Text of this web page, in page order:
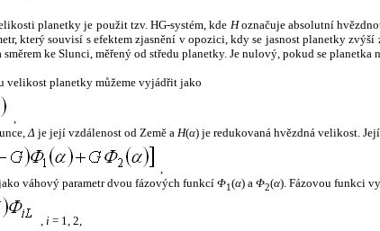
planetky je použit tzv. HG-systém, kde Hoznačuje absolutní
který souvisí s efektem zjasnění v opozici, kdy se jasnost planetky zvýší
ke Slunci, měřený od středu planetky. Je nulový, pokud se planetka
velikost planetky můžeme vyjádřit jako
,
Δ je její vzdálenost od Země a H(α) je redukovaná hvězdná velikost.
,
váhový parametr dvou fázových funkcí Φ1(α) a Φ2(α). Fázovou funkci
, i = 1, 2,